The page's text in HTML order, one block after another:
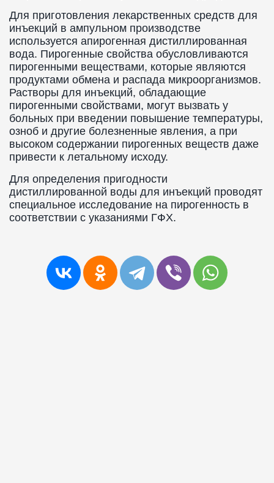
Для приготовления лекарственных средств для
инъекций в ампульном производстве
используется апирогенная дистиллированная
вода. Пирогенные свойства обусловливаются
пирогенными веществами, которые являются
продуктами обмена и распада микроорганизмов.
Растворы для инъекций, обладающие
пирогенными свойствами, могут вызвать у
больных при введении повышение температуры,
озноб и другие болезненные явления, а при
высоком содержании пирогенных веществ даже
привести к летальному исходу.
Для определения пригодности
дистиллированной воды для инъекций проводят
специальное исследование на пирогенность в
соответствии с указаниями ГФХ.